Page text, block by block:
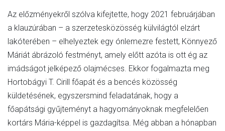
Az előzményekről szólva kifejtette, hogy 2021 februárjában
a klauzúrában – a szerzetesközösség külvilágtól elzárt
lakóterében – elhelyeztek egy ónlemezre festett, Könnyező
Máriát ábrázoló festményt, amely előtt azóta is ott ég az
imádságot jelképező olajmécses. Ekkor fogalmazta meg
Hortobágyi T. Cirill főapát és a bencés közösség
küldetésének, egyszersmind feladatának, hogy a
főapátsági gyűjteményt a hagyományoknak megfelelően
kortárs Mária-képpel is gazdagítsa. Még abban a hónapban